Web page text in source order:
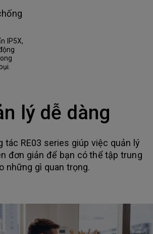
IP5X,
lý dễ dàng
tác RE03 series giúp việc quản lý
đơn giản để bạn có thể tập trung
những gì quan trọng.